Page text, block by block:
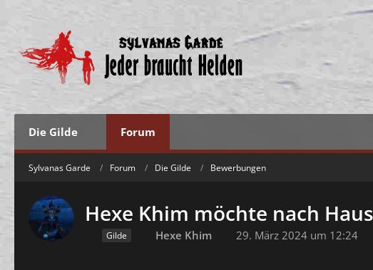
Die Gilde Forum
Sylvanas Garde Forum Die Gilde Bewerbungen
Hexe Khim möchte nach
Gilde Hexe Khim 29. März 2024 um 12:24